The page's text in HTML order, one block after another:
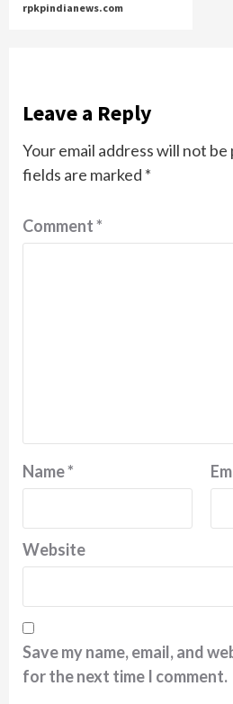
rpkpindianews.com
Leave a Reply
Your email address will not be
fields are marked *
Comment*
Name*
Website
Save my name, email, and
for the next time I comment.